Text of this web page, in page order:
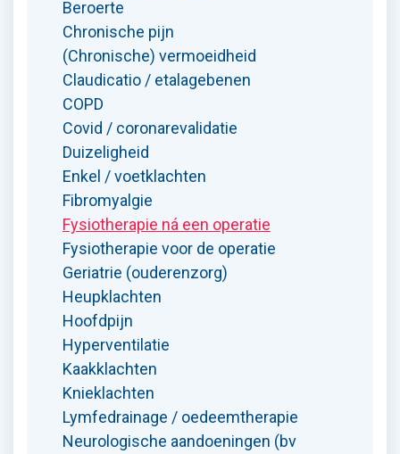
Beroerte
Chronische pijn
(Chronische) vermoeidheid
Claudicatio / etalagebenen
COPD
Covid / coronarevalidatie
Duizeligheid
Enkel / voetklachten
Fibromyalgie
Fysiotherapie ná een operatie
Fysiotherapie voor de operatie
Geriatrie (ouderenzorg)
Heupklachten
Hoofdpijn
Hyperventilatie
Kaakklachten
Knieklachten
Lymfedrainage / oedeemtherapie
Neurologische aandoeningen (bv